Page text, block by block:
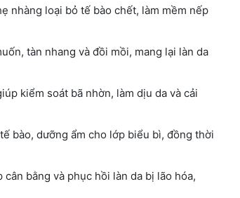
nhàng loại bỏ tế bào chết, làm mềm nếp
tàn nhang và đồi mồi, mang lại làn da
kiểm soát bã nhờn, làm dịu da và cải
bào, dưỡng ẩm cho lớp biểu bì, đồng thời
bằng và phục hồi làn da bị lão hóa,